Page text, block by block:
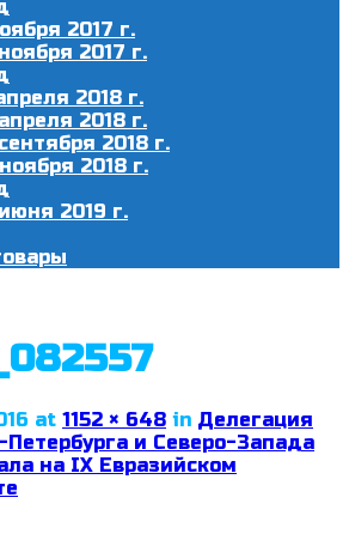
2017 г.
2017 г.
2018 г.
2018 г.
2018 г.
2018 г.
2019 г.
at 1152 × 648 in Делегация
и Северо-Запада
на IX Евразийском